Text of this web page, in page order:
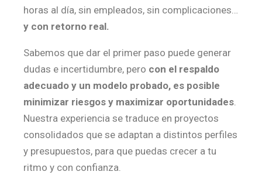
horas al día, sin empleados, sin complicaciones…
y con retorno real.
Sabemos que dar el primer paso puede generar
dudas e incertidumbre, pero con el respaldo
adecuado y un modelo probado, es posible
minimizar riesgos y maximizar oportunidades
Nuestra experiencia se traduce en proyectos
consolidados que se adaptan a distintos perfiles
y presupuestos, para que puedas crecer a tu
ritmo y con confianza.